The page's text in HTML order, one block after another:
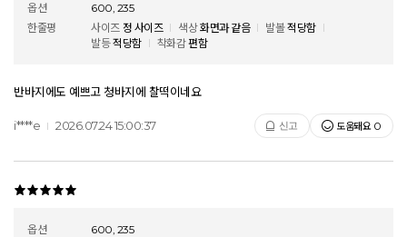
옵션
600, 235
한줄평
사이즈 정 사이즈 색상 화면과 같음 발볼 적당함
발등 적당함 착화감 편함
반바지에도 예쁘고 청바지에 찰떡이네요
i****e 2026.07.24 15:00:37 신고 도움돼요 0
옵션
600, 235